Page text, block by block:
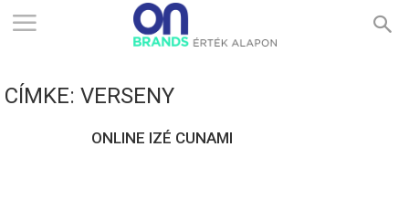
ONBRANDS
CÍMKE: VERSENY
ONLINE IZÉ CUNAMI